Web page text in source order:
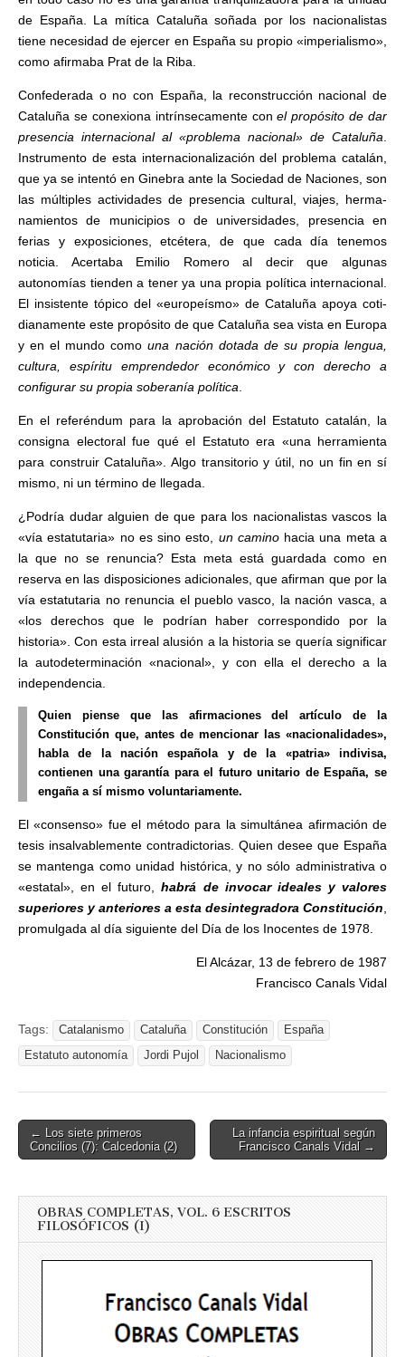
de España. La mítica Cataluña soñada por los nacionalistas
tiene necesidad de ejercer en España su propio «im­perialismo»,
como afirmaba Prat de la Riba.
Confederada o no con España, la reconstrucción nacional de
Cata­luña se conexiona intrínsecamente conel propósito de dar
presencia internacional al «problema nacio­nal» de Cataluña
Instrumento de esta internacionalización del problema catalán,
que ya se intentó en Gine­bra ante la Sociedad de Naciones, son
las múltiples actividades de presencia cultural, viajes, herma­
namientos de municipios o de uni­versidades, presencia en
ferias y exposiciones, etcétera, de que ca­da día tenemos
noticia. Acertaba Emilio Romero al decir que algunas
autonomías tienden a tener ya una propia política internacional.
El insistente tópico del «euro­peísmo» de Cataluña apoya coti­
dianamente este propósito de que Cataluña sea vista en Europa
y en el mundo comouna nación dotada de su propia lengua,
cultura, espíritu emprendedor económico y con de­recho a
configurar su propia sobe­ranía política
En el referéndum para la apro­bación del Estatuto catalán, la
consigna electoral fue qué el Esta­tuto era «una herramienta
para construir Cataluña». Algo transito­rio y útil, no un fin en sí
mismo, ni un término de llegada.
¿Podría dudar alguien de que para los nacionalistas vascos la
«vía estatutaria» no es sino esto, un caminohacia una meta a
la que no se renuncia? Esta meta está guardada como en
reserva en las disposiciones adicionales, que afirman que por la
vía estatutaria no renuncia el pueblo vasco, la na­ción vasca, a
«los derechos que le podrían haber correspondido por la
historia». Con esta irreal alusión a la historia se quería significar
la autodeterminación «nacional», y con ella el derecho a la
indepen­dencia.
Quien piense que las afirmacio­nes del artículo de la
Constitución que, antes de mencionar las «na­cionalidades»,
habla de la nación española y de la «patria» indivisa,
contienen una garantía para el fu­turo unitario de España, se
engaña a sí mismo voluntariamente.
El «consenso» fue el método para la simultánea afirmación de
tesis insalvablemente contradicto­rias. Quien desee que España
se mantenga como unidad histórica, y no sólo administrativa o
«estatal», en el futuro,habrá de invocar idea­les y valores
superiores y anteriores a esta desintegradora Constitu­ción
promulgada al día siguiente del Día de los Inocentes de 1978.
El Alcázar, 13 de febrero de 1987
Francisco Canals Vidal
Tags: Catalanismo Cataluña Constitución
España
Estatuto autonomía
Jordi Pujol Nacionalismo
Post
navigation
← Los siete primeros
Concilios (7): Calcedonia (2)
La infancia espiritual según
Francisco Canals Vidal →
OBRAS COMPLETAS, VOL. 6 ESCRITOS
FILOSÓFICOS (I)